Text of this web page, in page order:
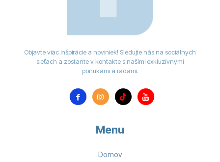
Objavte viac inšpirácie a noviniek! Sledujte nás na sociálnych
sieťach a zostante v kontakte s našími exkluzívnymi
ponukami a radami.
Menu
Domov